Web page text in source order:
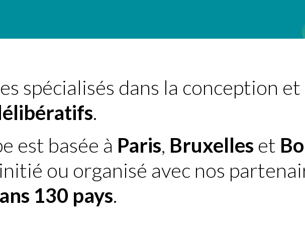
spécialisés dans la conception
.
est basée à Paris, Bruxelles et
ou organisé avec nos
130 pays.